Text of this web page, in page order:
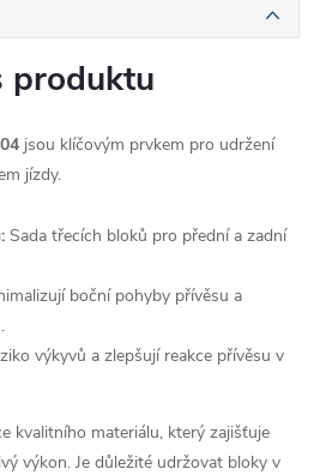
produktu
jsou klíčovým prvkem pro udržení
jízdy.
Sada třecích bloků pro přední a zadní
boční pohyby přívěsu a
výkyvů a zlepšují reakce přívěsu v
kvalitního materiálu, který zajišťuje
výkon. Je důležité udržovat bloky v